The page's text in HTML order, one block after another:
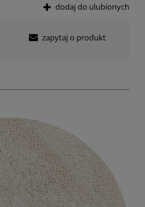
dodaj do ulubionych
zapytaj o produkt